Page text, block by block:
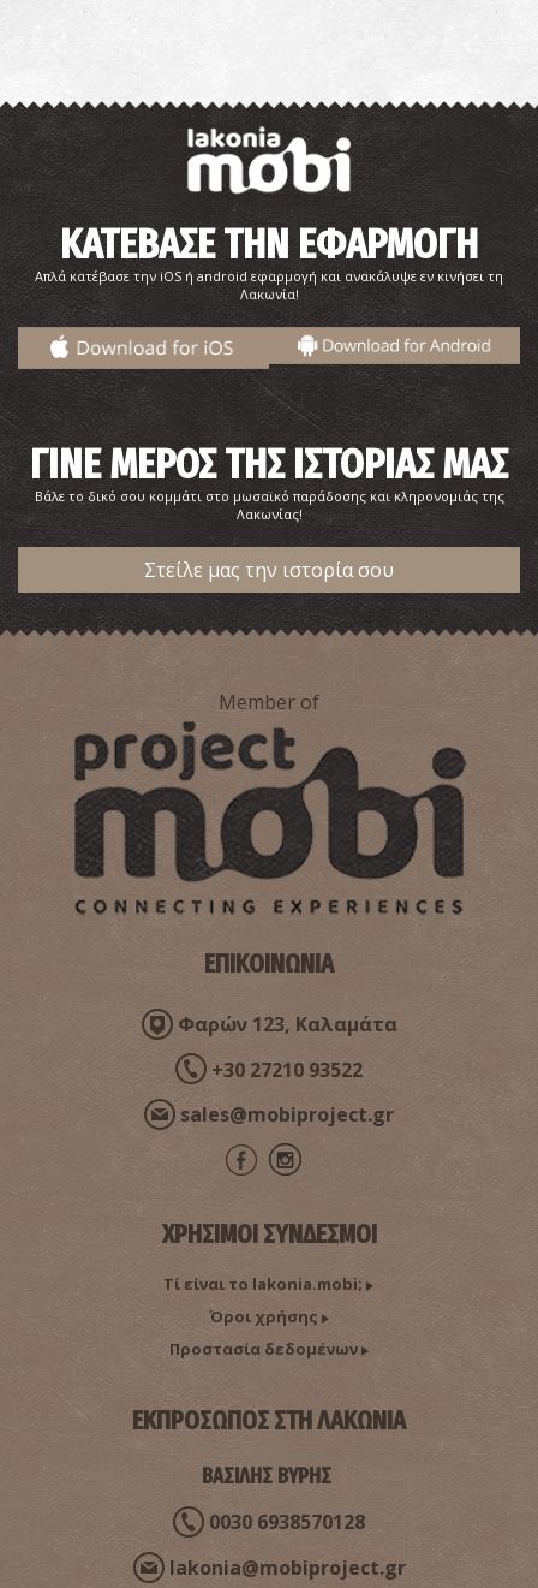
ΚΑΤΕΒΑΣΕ ΤΗΝ ΕΦΑΡΜΟΓΗ
Απλά κατέβασε την iOS ή android εφαρμογή και ανακάλυψε εν κινήσει τη
Λακωνία!
ΓΙΝΕ ΜΕΡΟΣ ΤΗΣ ΙΣΤΟΡΙΑΣ ΜΑΣ
Βάλε το δικό σου κομμάτι στο μωσαϊκό παράδοσης και κληρονομιάς της
Λακωνίας!
Στείλε μας την ιστορία σου
Member of
ΕΠΙΚΟΙΝΩΝΙΑ
Φαρών 123, Καλαμάτα
+30 27210 93522
sales@mobiproject.gr
ΧΡΗΣΙΜΟΙ ΣΥΝΔΕΣΜΟΙ
Τί είναι το lakonia.mobi;
Όροι χρήσης
Προστασία δεδομένων
ΕΚΠΡΟΣΩΠΟΣ ΣΤΗ ΛΑΚΩΝΙΑ
ΒΑΣΙΛΗΣ ΒΥΡΗΣ
0030 6938570128
lakonia@mobiproject.gr